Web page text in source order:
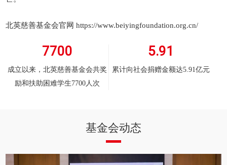
北英慈善基金会官网https://www.beiyingfoundation.org.cn/
7700
成立以来，北英慈善基金会共奖
励和扶助困难学生7700人次
5.91
累计向社会捐赠金额达5.91亿元
基金会动态